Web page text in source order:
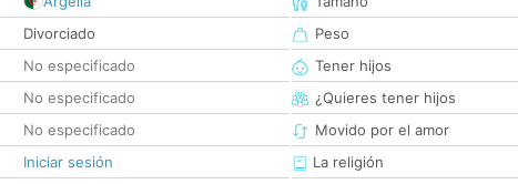
Divorciado
No especificado
No especificado
No especificado
Iniciar sesión
Peso
Tener hijos
¿Quieres tener hijos
Movido por el amor
La religión